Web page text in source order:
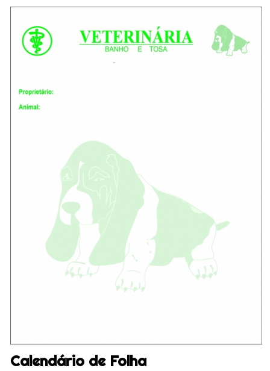
Calendário de Folha